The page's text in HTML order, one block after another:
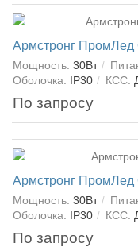
Армстронг
Мощность: 30Вт
Оболочка: IP30 КСС:
По запросу
Армстронг
Мощность: 30Вт
Оболочка: IP30 КСС:
По запросу